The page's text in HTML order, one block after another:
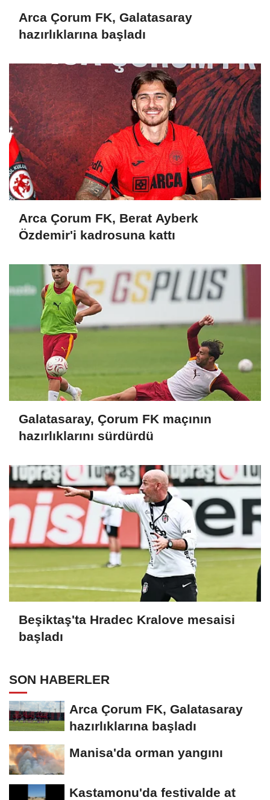
Arca Çorum FK, Galatasaray
hazırlıklarına başladı
Arca Çorum FK, Berat Ayberk
Özdemir'i kadrosuna kattı
Galatasaray, Çorum FK maçının
hazırlıklarını sürdürdü
Beşiktaş'ta Hradec Kralove mesaisi
başladı
SON HABERLER
Arca Çorum FK, Galatasaray
hazırlıklarına başladı
Manisa'da orman yangını
Kastamonu'da festivalde at